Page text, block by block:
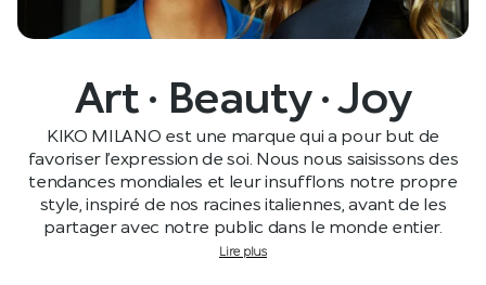
Art · Beauty · Joy
KIKO MILANO est une marque qui a pour but de
favoriser l’expression de soi. Nous nous saisissons des
tendances mondiales et leur insufflons notre propre
style, inspiré de nos racines italiennes, avant de les
partager avec notre public dans le monde entier.
Lire plus